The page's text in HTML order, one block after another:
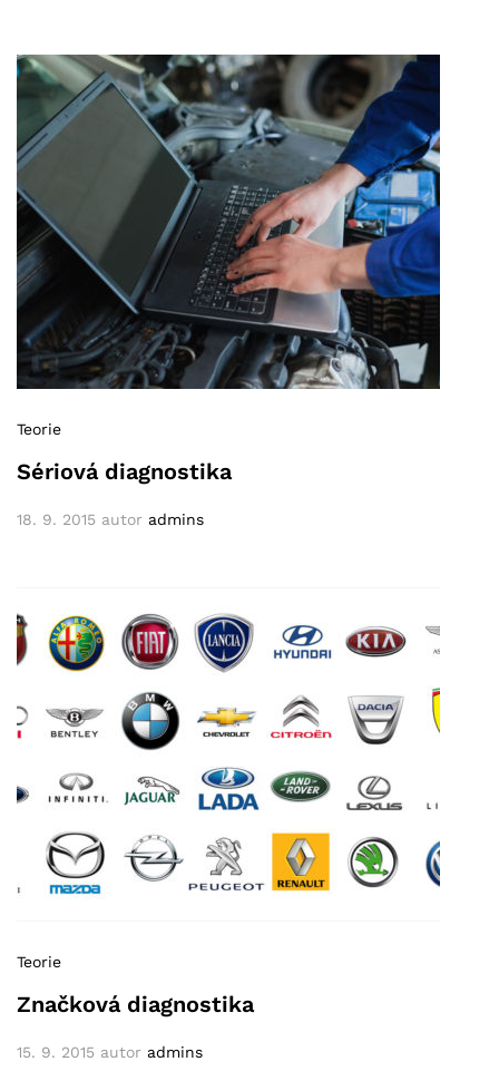
Teorie
Sériová diagnostika
18. 9. 2015 autor admins
Teorie
Značková diagnostika
15. 9. 2015 autor admins